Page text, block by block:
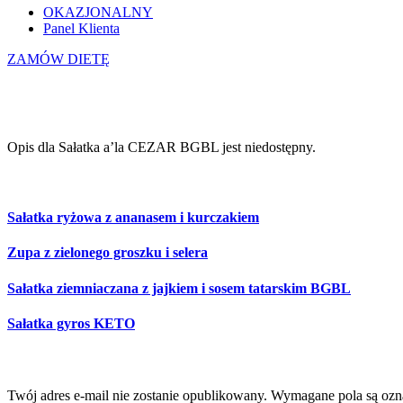
OKAZJONALNY
Panel Klienta
ZAMÓW DIETĘ
Opis dla Sałatka a’la CEZAR BGBL jest niedostępny.
Sałatka ryżowa z ananasem i kurczakiem
Zupa z zielonego groszku i selera
Sałatka ziemniaczana z jajkiem i sosem tatarskim BGBL
Sałatka gyros KETO
Twój adres e-mail nie zostanie opublikowany. Wymagane pola są